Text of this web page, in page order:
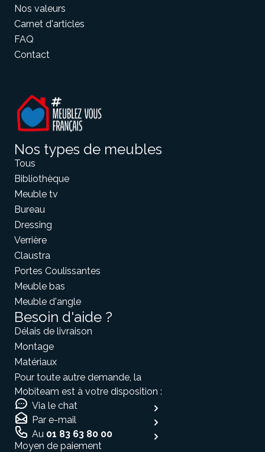
Nos valeurs
Carnet d'articles
FAQ
Contact
Nos types de meubles
Tous
Bibliothèque
Meuble tv
Bureau
Dressing
Verrière
Claustra
Portes Coulissantes
Meuble bas
Meuble d'angle
Besoin d'aide ?
Délais de livraison
Montage
Matériaux
Pour toute autre demande, la
Mobiteam est à votre disposition :
Via le chat
Par e-mail
Au 01 83 63 80 00
Moyen de paiement